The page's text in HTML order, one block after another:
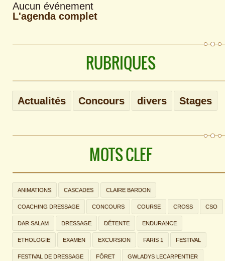
Aucun événement
L'agenda complet
RUBRIQUES
Actualités Concours divers Stages
MOTS CLEF
ANIMATIONS CASCADES CLAIRE BARDON
COACHING DRESSAGE CONCOURS COURSE CROSS CSO
DAR SALAM DRESSAGE DÉTENTE ENDURANCE
ETHOLOGIE EXAMEN EXCURSION FARIS 1 FESTIVAL
FESTIVAL DE DRESSAGE FÔRET GWLADYS LECARPENTIER